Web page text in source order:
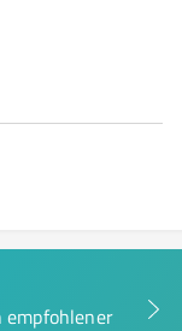
empfohlener